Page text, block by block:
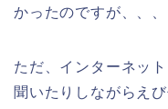
かったのですが、、、
ただ、インターネッ
聞いたりしながらえ